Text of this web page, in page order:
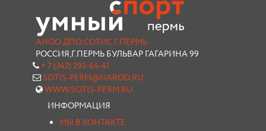
АНОО ДПО СОТИС Г.ПЕРМЬ
РОССИЯ,Г.ПЕРМЬ БУЛЬВАР ГАГАРИНА 99
+ 7 (342) 293-64-41
SOTIS-PERM@NAROD.RU
WWW.SOTIS-PERM.RU
ИНФОРМАЦИЯ
МЫ В КОНТАКТЕ